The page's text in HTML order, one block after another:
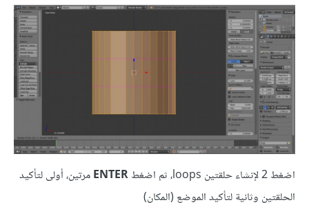
اضغط 2 لإنشاء حلقتين loops، ثم اضغط ENTERمرتين، أولى لتأكيد
الحلقتين وثانية لتأكيد الموضع (المكان)